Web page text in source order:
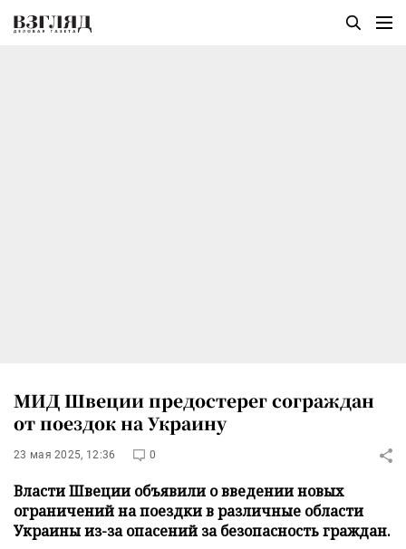
МИД Швеции предостерег сограждан
от поездок на Украину
23 мая 2025, 12:36 0
Власти Швеции объявили о введении новых
ограничений на поездки в различные области
Украины из-за опасений за безопасность граждан.